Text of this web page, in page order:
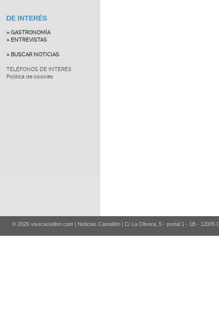
DE INTERÉS
» GASTRONOMÍA
» ENTREVISTAS
» BUSCAR NOTICIAS
TELÉFONOS DE INTERÉS
Política de cookies
© 2026 vivecastellon.com | Noticias Castellón | C/ La Olivera, 5 - portal 1 - 1B - 12005